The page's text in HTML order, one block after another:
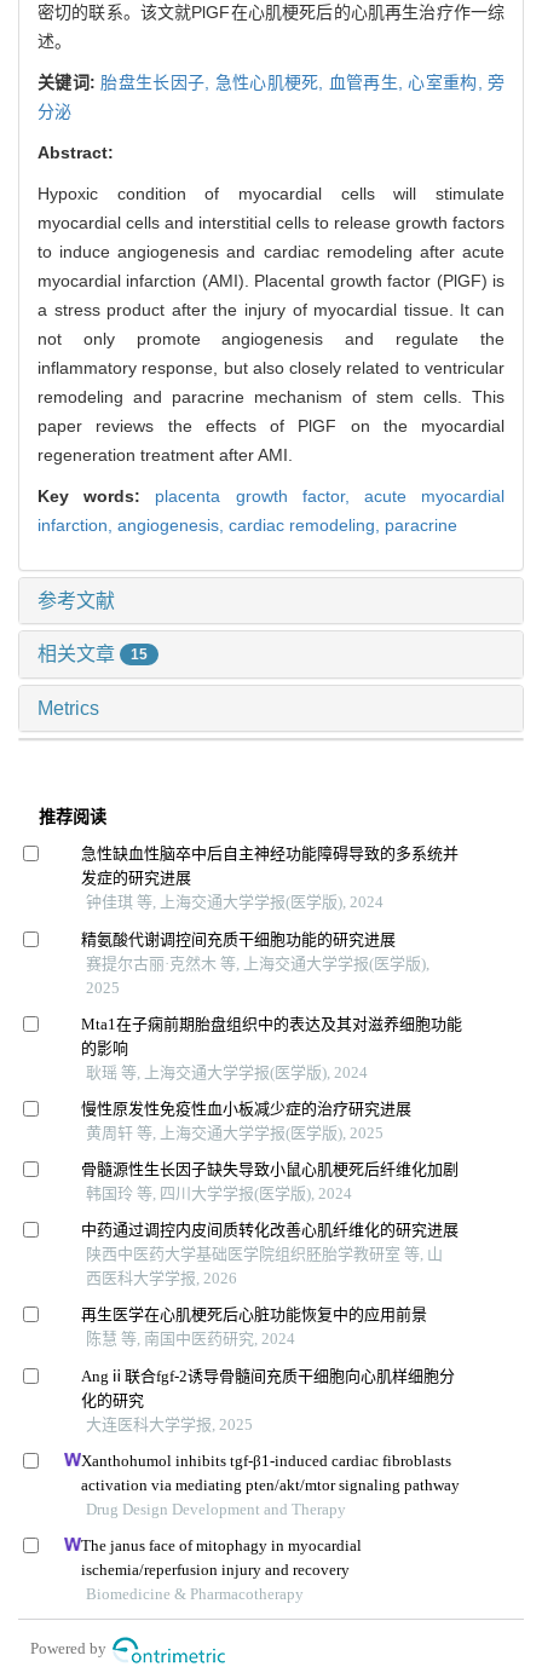
密切的联系。该文就PlGF在心肌梗死后的心肌再生治疗作一综
述。
关键词: 胎盘生长因子, 急性心肌梗死, 血管再生,心室重构,旁
分泌
Abstract:
Hypoxic condition of myocardial cells will stimulate
myocardial cells and interstitial cells to release growth factors
to induce angiogenesis and cardiac remodeling after acute
myocardial infarction (AMI). Placental growth factor (PlGF) is
a stress product after the injury of myocardial tissue. It can
not only promote angiogenesis and regulate the
inflammatory response, but also closely related to ventricular
remodeling and paracrine mechanism of stem cells. This
paper reviews the effects of PlGF on the myocardial
regeneration treatment after AMI.
Key words: placenta growth factor, acute myocardial
infarction, angiogenesis, cardiac remodeling, paracrine
参考文献
相关文章 15
Metrics
推荐阅读
急性缺血性脑卒中后自主神经功能障碍导致的多系统并
发症的研究进展
钟佳琪 等, 上海交通大学学报(医学版), 2024
精氨酸代谢调控间充质干细胞功能的研究进展
赛提尔古丽·克然木 等, 上海交通大学学报(医学版),
2025
Mta1在子痫前期胎盘组织中的表达及其对滋养细胞功能
的影响
耿瑶 等, 上海交通大学学报(医学版), 2024
慢性原发性免疫性血小板减少症的治疗研究进展
黄周轩 等, 上海交通大学学报(医学版), 2025
骨髓源性生长因子缺失导致小鼠心肌梗死后纤维化加剧
韩国玲 等, 四川大学学报(医学版), 2024
中药通过调控内皮间质转化改善心肌纤维化的研究进展
陕西中医药大学基础医学院组织胚胎学教研室 等, 山
西医科大学学报, 2026
再生医学在心肌梗死后心脏功能恢复中的应用前景
陈慧 等, 南国中医药研究, 2024
Angⅱ联合fgf-2诱导骨髓间充质干细胞向心肌样细胞分
化的研究
大连医科大学学报, 2025
Xanthohumol inhibits tgf-β1-induced cardiac fibroblasts
activation via mediating pten/akt/mtor signaling pathway
Drug Design Development and Therapy
The janus face of mitophagy in myocardial
ischemia/reperfusion injury and recovery
Biomedicine & Pharmacotherapy
Powered by